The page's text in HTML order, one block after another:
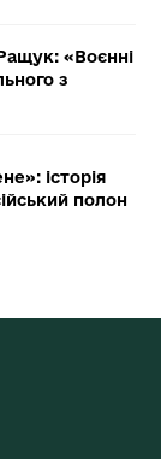
«Воєнні
з
історія
полон